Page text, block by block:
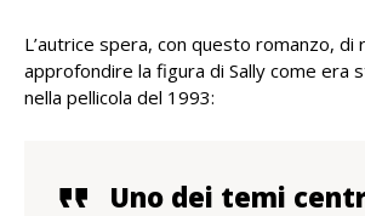
L’autrice spera, con questo romanzo, di
approfondire la figura di Sally come era
nella pellicola del 1993:
Uno dei temi